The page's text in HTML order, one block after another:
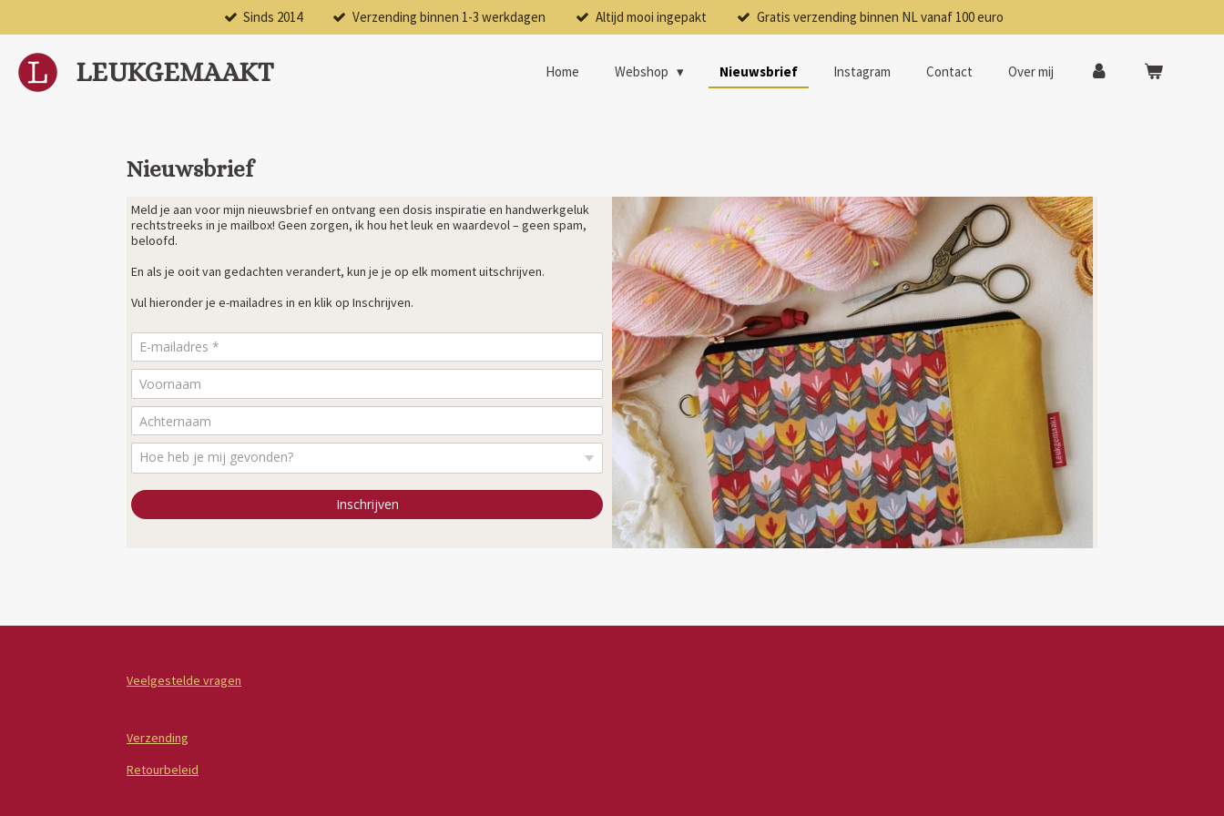
direct
naar
de
Sinds 2014 Verzending binnen 1-3 werkdagen Altijd mooi ingepakt Gratis verzending binnen NL vanaf 100 euro
LEUKGEMAAKT Home Webshop Nieuwsbrief Instagram Contact Over mij
Nieuwsbrief
Meld je aan voor mijn nieuwsbrief en ontvang een dosis inspiratie en handwerkgeluk
rechtstreeks in je mailbox! Geen zorgen, ik hou het leuk en waardevol – geen spam,
beloofd.
En als je ooit van gedachten verandert, kun je je op elk moment uitschrijven.
Vul hieronder je e-mailadres in en klik op Inschrijven.
Inschrijven
Veelgestelde vragen
Verzending
Retourbeleid